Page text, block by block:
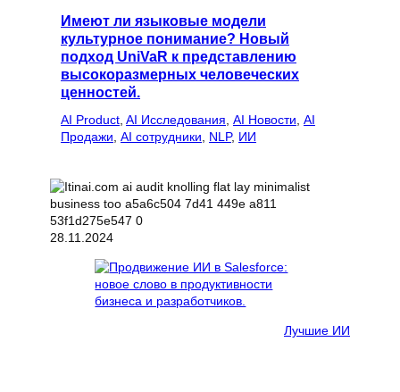
Имеют ли языковые модели
культурное понимание? Новый
подход UniVaR к представлению
высокоразмерных человеческих
ценностей.
AI Product AI Исследования AI Новости AI
Продажи AI сотрудники NLP, ИИ
28.11.2024
Лучшие ИИ